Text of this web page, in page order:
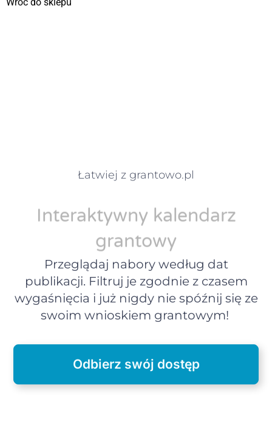
Łatwiej z grantowo.pl
Interaktywny kalendarz
grantowy
Przeglądaj nabory według dat
publikacji. Filtruj je zgodnie z czasem
wygaśnięcia i już nigdy nie spóźnij się ze
swoim wnioskiem grantowym!
Odbierz swój dostęp